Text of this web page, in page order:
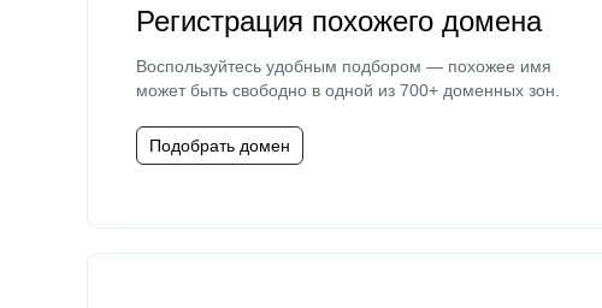
Регистрация похожего домена
Воспользуйтесь удобным подбором — похожее имя
может быть свободно в одной из 700+ доменных зон.
Подобрать домен